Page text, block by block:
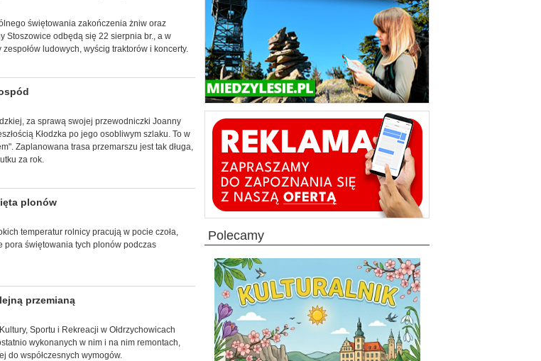
świętowania zakończenia żniw oraz
Stoszowice odbędą się 22 sierpnia br., a w
ludowych, wyścig traktorów i koncerty.
za sprawą swojej przewodniczki Joanny
Kłodzka po jego osobliwym szlaku. To w
Zaplanowana trasa przemarszu jest tak długa,
za rok.
plonów
temperatur rolnicy pracują w pocie czoła,
świętowania tych plonów podczas
przemianą
Sportu i Rekreacji w Ołdrzychowicach
wykonanych w nim i na nim remontach,
do współczesnych wymogów.
polecamy